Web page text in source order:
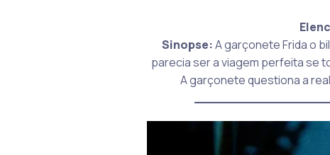
Sinopse:A garçonete Frida o
parecia ser a viagem perfeita se
A garçonete questiona a